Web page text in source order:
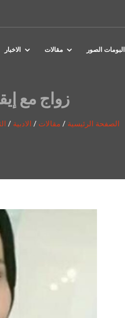
الاخبار مقالات البومات الصور
زواج مع
الصفحة الرئيسية / مقالات / الادبية /